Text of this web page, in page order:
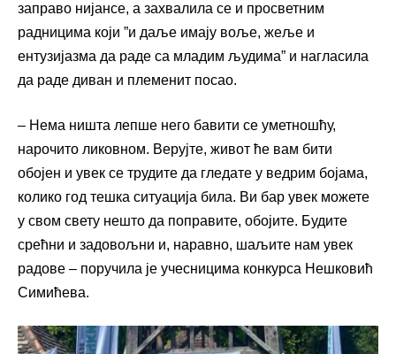
заправо нијансе, а захвалила се и просветним
радницима који ”и даље имају воље, жеље и
ентузијазма да раде са младим људима” и нагласила
да раде диван и племенит посао.
– Нема ништа лепше него бавити се уметношћу,
нарочито ликовном. Верујте, живот ће вам бити
обојен и увек се трудите да гледате у ведрим бојама,
колико год тешка ситуација била. Ви бар увек можете
у свом свету нешто да поправите, обојите. Будите
срећни и задовољни и, наравно, шаљите нам увек
радове – поручила је учесницима конкурса Нешковић
Симићева.